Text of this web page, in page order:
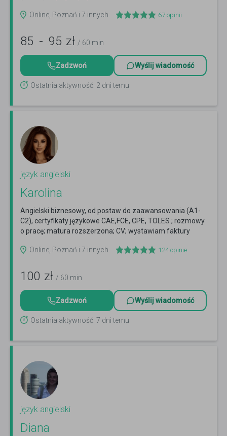
Online, Poznań i 7 innych 67 opinii
85 - 95 zł / 60 min
Zadzwoń Wyślij wiadomość
Ostatnia aktywność: 2 dni temu
język angielski
Karolina
Angielski biznesowy, od postaw do zaawansowania (A1-
C2), certyfikaty językowe CAE,FCE, CPE, TOLES ; rozmowy
o pracę; matura rozszerzona; CV; wystawiam faktury
Online, Poznań i 7 innych
124opinie
100 zł / 60 min
Zadzwoń Wyślij wiadomość
Ostatnia aktywność: 7 dni temu
język angielski
Diana